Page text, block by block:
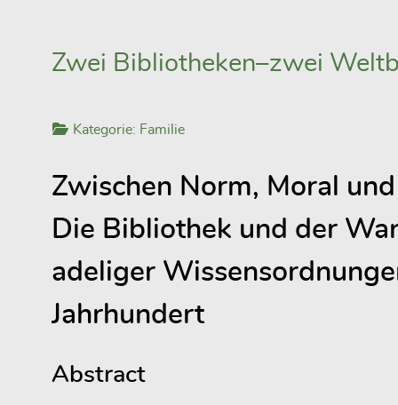
Zwei Bibliotheken–zwei
Kategorie: Familie
Zwischen Norm, Moral
Die Bibliothek und der
adeliger
Jahrhundert
Abstract